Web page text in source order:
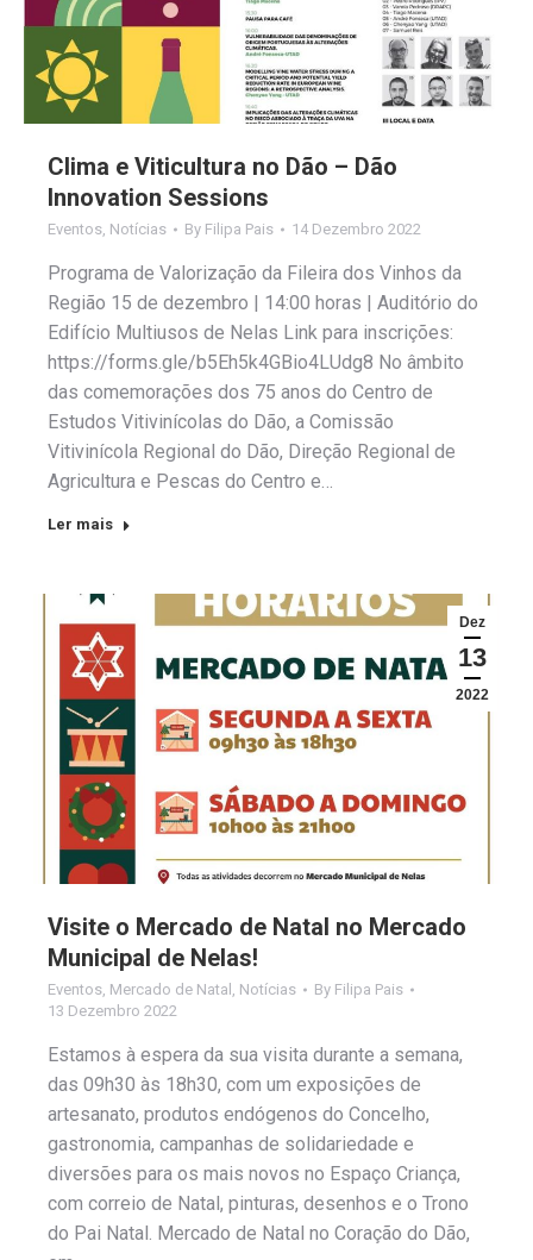
Clima e Viticultura no Dão – Dão
Innovation Sessions
Eventos Notícias By Filipa Pais 14 Dezembro 2022
Programa de Valorização da Fileira dos Vinhos da
Região 15 de dezembro | 14:00 horas | Auditório do
Edifício Multiusos de Nelas Link para inscrições:
https://forms.gle/b5Eh5k4GBio4LUdg8 No âmbito
das comemorações dos 75 anos do Centro de
Estudos Vitivinícolas do Dão, a Comissão
Vitivinícola Regional do Dão, Direção Regional de
Agricultura e Pescas do Centro e…
Ler mais
Dez
13
2022
Visite o Mercado de Natal no Mercado
Municipal de Nelas!
Eventos Mercado de Natal Notícias By Filipa Pais
13 Dezembro 2022
Estamos à espera da sua visita durante a semana,
das 09h30 às 18h30, com um exposições de
artesanato, produtos endógenos do Concelho,
gastronomia, campanhas de solidariedade e
diversões para os mais novos no Espaço Criança,
com correio de Natal, pinturas, desenhos e o Trono
do Pai Natal. Mercado de Natal no Coração do Dão,